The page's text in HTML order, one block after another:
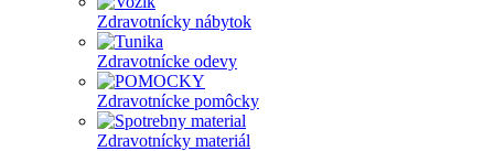
Zdravotnícky nábytok
Zdravotnícke odevy
Zdravotnícke pomôcky
Zdravotnícky materiál